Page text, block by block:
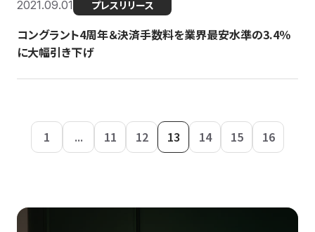
2021.09.01 プレスリリース
コングラント4周年＆決済手数料を業界最安水準の3.4％
に大幅引き下げ
1 ... 11 12 13 14 15 16